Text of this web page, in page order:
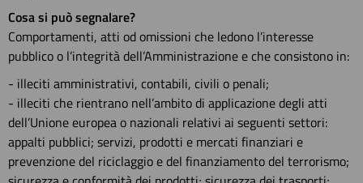
Cosa si può segnalare?
Comportamenti, atti od omissioni che ledono l’interesse
pubblico o l’integrità dell’Amministrazione e che consistono in:
- illeciti amministrativi, contabili, civili o penali;
- illeciti che rientrano nell’ambito di applicazione degli atti
dell’Unione europea o nazionali relativi ai seguenti settori:
appalti pubblici; servizi, prodotti e mercati finanziari e
prevenzione del riciclaggio e del finanziamento del terrorismo;